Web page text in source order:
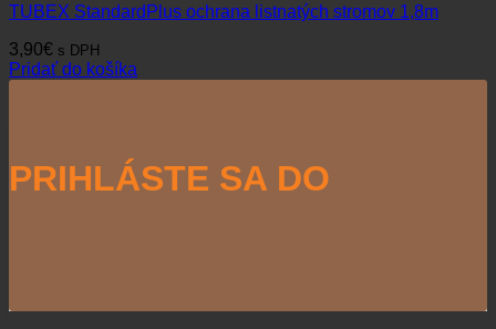
TUBEX StandardPlus ochrana listnatých stromov 1,8m
3,90€ s DPH
Pridať do košíka
PRIHLÁSTE SA DO